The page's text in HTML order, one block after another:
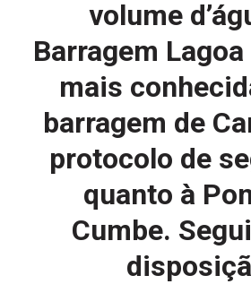
volume
Barragem
mais
barragem de
protocolo de
quanto à
Cumbe.